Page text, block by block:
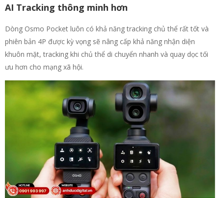
AI Tracking thông minh hơn
Dòng Osmo Pocket luôn có khả năng tracking chủ thể rất tốt và
phiên bản 4P được kỳ vọng sẽ nâng cấp khả năng nhận diện
khuôn mặt, tracking khi chủ thể di chuyển nhanh và quay dọc tối
ưu hơn cho mạng xã hội.